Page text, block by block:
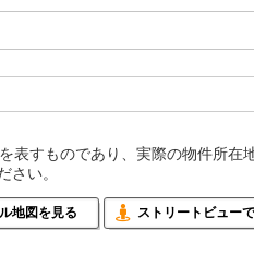
すものであり、実際の物件所在
さい。
地図を見る ストリートビュー